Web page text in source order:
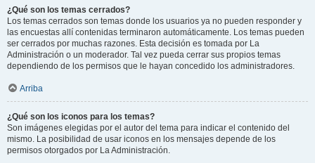
¿Qué son los temas cerrados?
Los temas cerrados son temas donde los usuarios ya no pueden responder y
las encuestas allí contenidas terminaron automáticamente. Los temas pueden
ser cerrados por muchas razones. Esta decisión es tomada por La
Administración o un moderador. Tal vez pueda cerrar sus propios temas
dependiendo de los permisos que le hayan concedido los administradores.
Arriba
¿Qué son los iconos para los temas?
Son imágenes elegidas por el autor del tema para indicar el contenido del
mismo. La posibilidad de usar iconos en los mensajes depende de los
permisos otorgados por La Administración.